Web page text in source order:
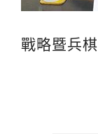
戰略暨兵